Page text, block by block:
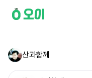
산과함께